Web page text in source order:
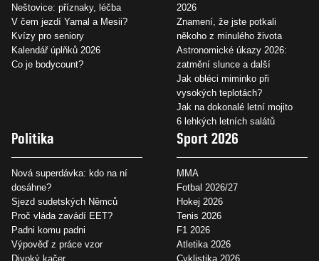
Neštovice: příznaky, léčba
V čem jezdí Yamal a Mesii?
Kvízy pro seniory
Kalendář úplňků 2026
Co je bodycount?
2026
Znamení, že jste potkali
někoho z minulého života
Astronomické úkazy 2026:
zatmění slunce a další
Jak obléci miminko při
vysokých teplotách?
Jak na dokonalé letní mojito
6 lehkých letních salátů
Politika
Nová superdávka: kdo na ní
dosáhne?
Sjezd sudetských Němců
Proč vláda zavádí EET?
Padni komu padni
Výpověď z práce vzor
Divoký kačer
Sport 2026
MMA
Fotbal 2026/27
Hokej 2026
Tenis 2026
F1 2026
Atletika 2026
Cyklistika 2026